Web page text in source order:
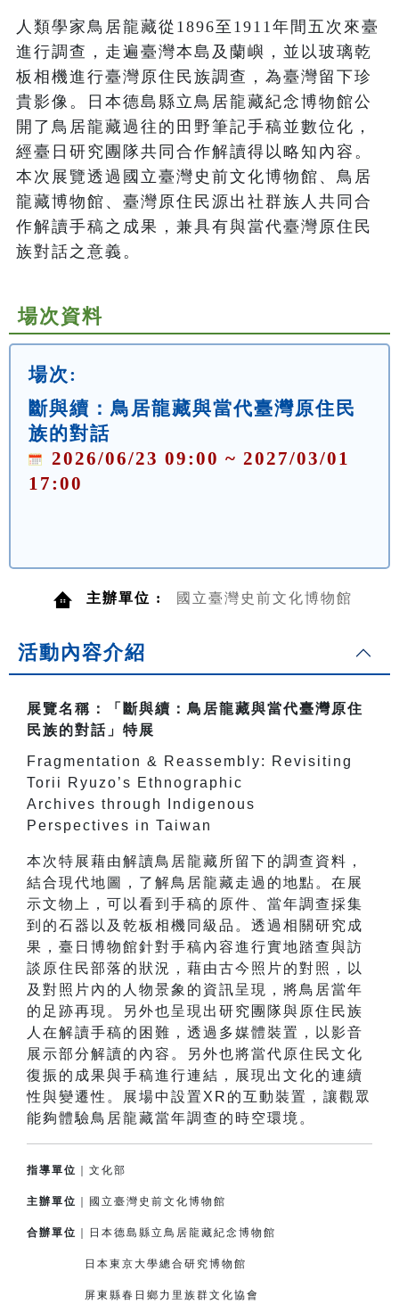
人類學家鳥居龍藏從1896至1911年間五次來臺
進行調查，走遍臺灣本島及蘭嶼，並以玻璃乾
板相機進行臺灣原住民族調查，為臺灣留下珍
貴影像。日本德島縣立鳥居龍藏紀念博物館公
開了鳥居龍藏過往的田野筆記手稿並數位化，
經臺日研究團隊共同合作解讀得以略知內容。
本次展覽透過國立臺灣史前文化博物館、鳥居
龍藏博物館、臺灣原住民源出社群族人共同合
作解讀手稿之成果，兼具有與當代臺灣原住民
族對話之意義。
場次資料
場次:
斷與續：鳥居龍藏與當代臺灣原住民
族的對話
2026/06/23 09:00 ~ 2027/03/01
17:00
主辦單位 : 國立臺灣史前文化博物館
活動內容介紹
展覽名稱：「斷與續：鳥居龍藏與當代臺灣原住
民族的對話」特展
Fragmentation & Reassembly: Revisiting
Torii Ryuzo’s Ethnographic
Archives through Indigenous
Perspectives in Taiwan
本次特展藉由解讀鳥居龍藏所留下的調查資料，
結合現代地圖，了解鳥居龍藏走過的地點。在展
示文物上，可以看到手稿的原件、當年調查採集
到的石器以及乾板相機同級品。透過相關研究成
果，臺日博物館針對手稿內容進行實地踏查與訪
談原住民部落的狀況，藉由古今照片的對照，以
及對照片內的人物景象的資訊呈現，將鳥居當年
的足跡再現。另外也呈現出研究團隊與原住民族
人在解讀手稿的困難，透過多媒體裝置，以影音
展示部分解讀的內容。另外也將當代原住民文化
復振的成果與手稿進行連結，展現出文化的連續
性與變遷性。展場中設置XR的互動裝置，讓觀眾
能夠體驗鳥居龍藏當年調查的時空環境。
指導單位 ｜文化部
主辦單位 ｜國立臺灣史前文化博物館
合辦單位 ｜日本德島縣立鳥居龍藏紀念博物館
日本東京大學總合研究博物館
屏東縣春日鄉力里族群文化協會